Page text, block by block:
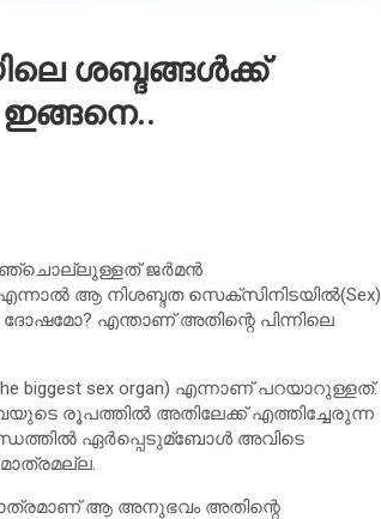
ശബ്ദങ്ങൾക്ക്
ഇങ്ങനെ..
ജര്‍മന്‍
ആ നിശബ്ദത സെക്സിനിടയില്‍(Sex)
എന്താണ് അതിന്റെ പിന്നിലെ
biggest sex organ) എന്നാണ് പറയാറുള്ളത്.
രൂപത്തില്‍ അതിലേക്ക് എത്തിച്ചേരുന്ന
ഏര്‍പ്പെടുമ്ബോള്‍ അവിടെ
ആ അനുഭവം അതിന്റെ